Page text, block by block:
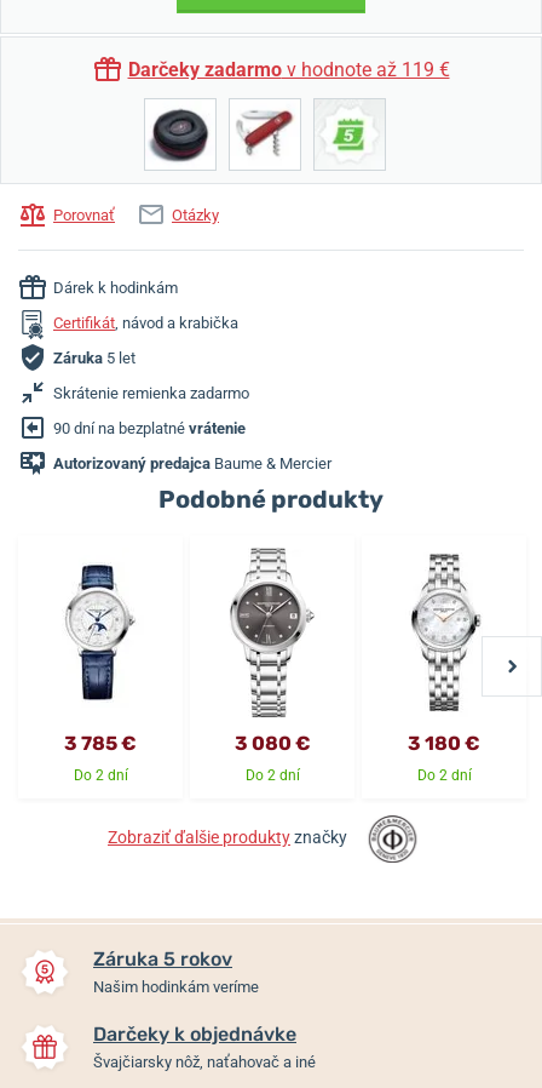
Darčeky zadarmov hodnote až 119 €
Porovnať Otázky
Dárek k hodinkám
Certifikát, návod a krabička
Záruka 5 let
Skrátenie remienka zadarmo
90 dní na bezplatné vrátenie
Autorizovaný predajca Baume & Mercier
Podobné produkty
3 785 €
Do 2 dní
3 080 €
Do 2 dní
3 180 €
Do 2 dní
Zobraziť ďalšie produktyznačky
Záruka 5 rokov
Našim hodinkám veríme
Darčeky k objednávke
Švajčiarsky nôž, naťahovač a iné